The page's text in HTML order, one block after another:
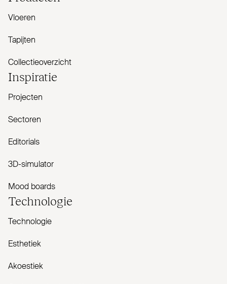
Vloeren
Tapijten
Collectieoverzicht
Inspiratie
Projecten
Sectoren
Editorials
3D-simulator
Mood boards
Tech­nologie
Technologie
Esthetiek
Akoestiek